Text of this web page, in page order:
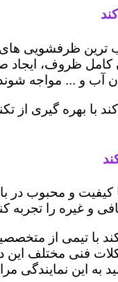
ظرفشویی های
ظروف، ایجاد
آب و ... مواجه
با بهره گیری
و محبوب در
و غیره را تجربه
با تیمی از
فنی مختلف این
این نمایندگی